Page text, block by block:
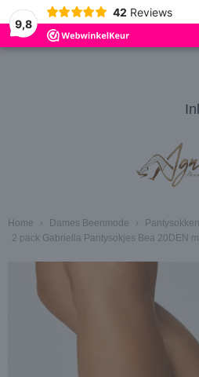
9,8
42 Reviews
Home › Dames Beenmode › Pantysokken
2 pack Gabriella Pantysokjes Bea 20DEN